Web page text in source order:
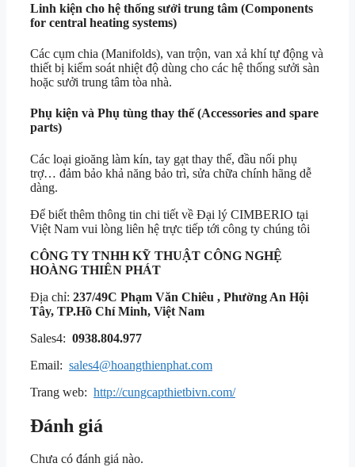
Linh kiện cho hệ thống sưởi trung tâm (Components
for central heating systems)
Các cụm chia (Manifolds), van trộn, van xả khí tự động và
thiết bị kiểm soát nhiệt độ dùng cho các hệ thống sưởi sàn
hoặc sưởi trung tâm tòa nhà.
Phụ kiện và Phụ tùng thay thế (Accessories and spare
parts)
Các loại gioăng làm kín, tay gạt thay thế, đầu nối phụ
trợ… đảm bảo khả năng bảo trì, sửa chữa chính hãng dễ
dàng.
Để biết thêm thông tin chi tiết về Đại lý CIMBERIO tại
Việt Nam vui lòng liên hệ trực tiếp tới công ty chúng tôi
CÔNG TY TNHH KỸ THUẬT CÔNG NGHỆ
HOÀNG THIÊN PHÁT
Địa chỉ: 237/49C Phạm Văn Chiêu , Phường An Hội
Tây, TP.Hồ Chí Minh, Việt Nam
Sales4: 0938.804.977
Email: sales4@hoangthienphat.com
Trang web: http://cungcapthietbivn.com/
Đánh giá
Chưa có đánh giá nào.